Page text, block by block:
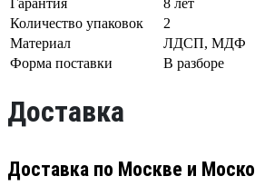
Гарантия
8 лет
Количество упаковок
2
Материал
ЛДСП, МДФ
Форма поставки
В разборе
Доставка
Доставка по Москве и